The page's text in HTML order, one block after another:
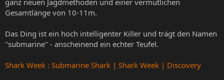
Gesamtlänge von 10-11m.
Das Ding ist ein hoch intelligenter Killer und trägt den Namen
"submarine" - anscheinend ein echter Teufel.
Shark Week : Submarine Shark | Shark Week | Discovery